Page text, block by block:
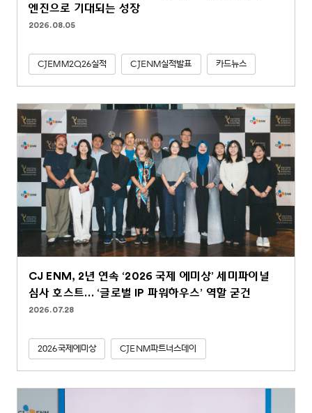
엔진으로 기대되는 성장
2026.08.05
CJEMM2Q26실적 CJENM실적발표 카드뉴스
CJ ENM, 2년 연속 ‘2026 국제 에미상’ 세미파이널
심사 호스트… ‘글로벌 IP 파워하우스’ 역할 굳건
2026.07.28
2026국제에미상 CJENM파트너스데이